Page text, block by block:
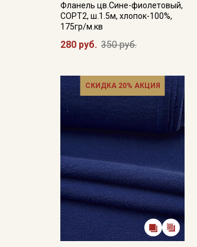
Фланель цв.Сине-фиолетовый,
СОРТ2, ш.1.5м, хлопок-100%,
175гр/м.кв
280 руб. 350 руб.
СКИДКА 20% АКЦИЯ